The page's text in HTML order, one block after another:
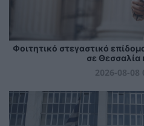
Φοιτητικό στεγαστικό
σε Θεσσαλία
2026-08-08